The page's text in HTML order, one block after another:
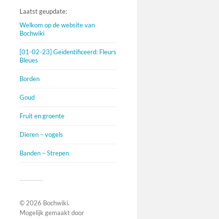
Laatst geupdate:
Welkom op de website van
Bochwiki
[01-02-23] Geïdentificeerd: Fleurs
Bleues
Borden
Goud
Fruit en groente
Dieren – vogels
Banden – Strepen
© 2026 Bochwiki.
Mogelijk gemaakt door